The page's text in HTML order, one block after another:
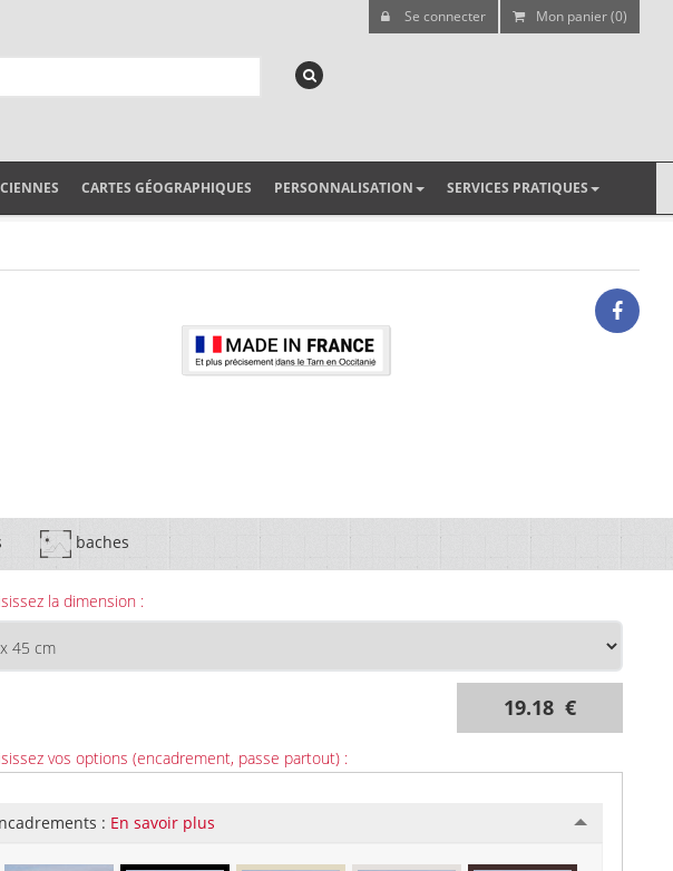
Se connecter Mon panier (0)
CARTES GÉOGRAPHIQUES PERSONNALISATION SERVICES PRATIQUES
baches
la dimension :
19.18 €
vos options (encadrement, passe partout) :
: En savoir plus